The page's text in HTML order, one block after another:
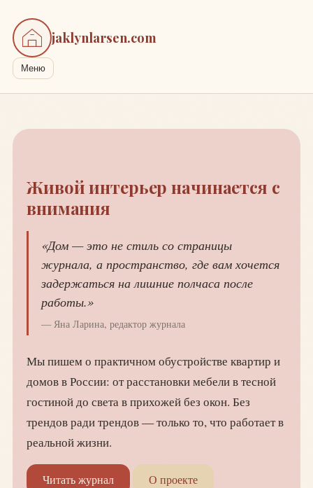
jaklynlarsen.com
Меню
Живой интерьер начинается с
внимания
«Дом — это не стиль со страницы
журнала, а пространство, где вам хочется
задержаться на лишние полчаса после
работы.»
— Яна Ларина, редактор журнала
Мы пишем о практичном обустройстве квартир и
домов в России: от расстановки мебели в тесной
гостиной до света в прихожей без окон. Без
трендов ради трендов — только то, что работает в
реальной жизни.
Читать журнал О проекте